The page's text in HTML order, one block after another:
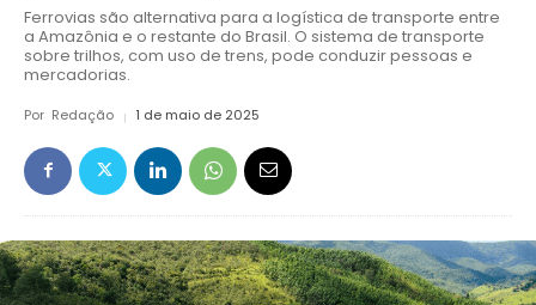
Amazônia
Ferrovias são alternativa para a logística de transporte entre
a Amazônia e o restante do Brasil. O sistema de transporte
sobre trilhos, com uso de trens, pode conduzir pessoas e
mercadorias.
Por Redação 1 de maio de 2025